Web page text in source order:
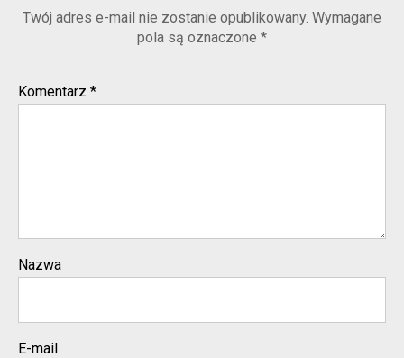
Twój adres e-mail nie zostanie opublikowany. Wymagane
pola są oznaczone *
Komentarz *
Nazwa
E-mail